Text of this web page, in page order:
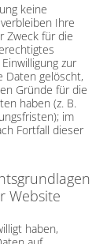
keine
Ihre
Zweck für die
zur
Daten gelöscht,
Gründe für die
haben (z. B.
im
Fortfall dieser
Website
haben,